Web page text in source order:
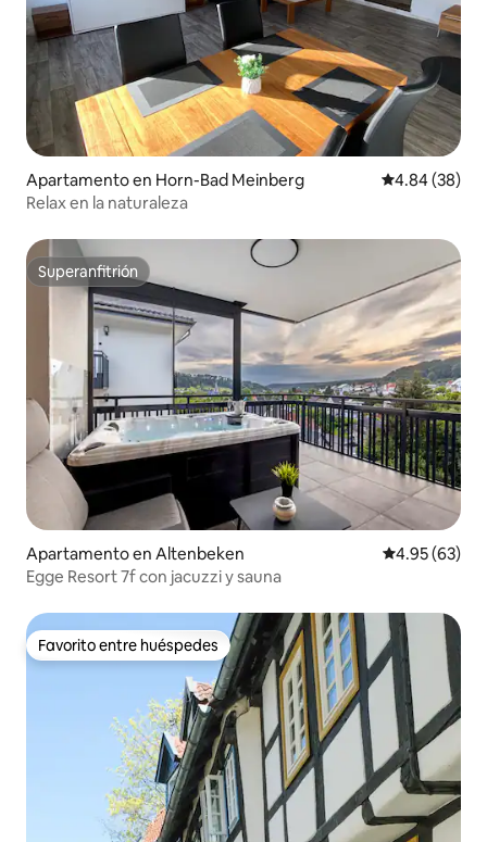
Apartamento en Horn-Bad Meinberg Calificación
4.84 (38)
Relax en la naturaleza
Superanfitrión
Superanfitrión
Apartamento en Altenbeken Calificación
4.95 (63)
Egge Resort 7f con jacuzzi y sauna
Favorito entre huéspedes
Favorito entre huéspedes